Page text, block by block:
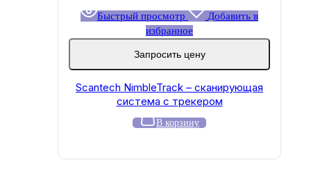
Быстрый просмотр
Добавить в
избранное
Запросить цену
Scantech NimbleTrack – сканирующая
система с трекером
В корзину